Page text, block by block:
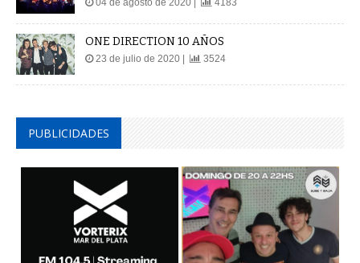
ONE DIRECTION 10 AÑOS
23 de julio de 2020 | 3524
PUBLICIDADES